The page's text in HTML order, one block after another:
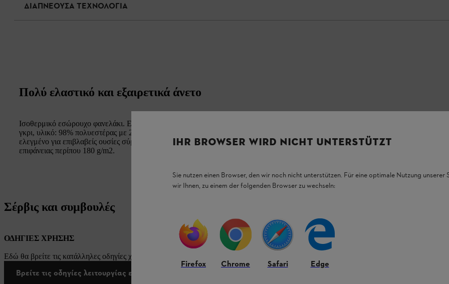
ΔΙΑΠΝΕΟΥΣΑ ΤΕΧΝΟΛΟΓΙΑ
Πολύ ελαστικό και εξαιρετικά άνετο
Ισοθερμικό εσώρουχο φανελάκι. Εξαιρετικά ελαστικό. Χρώμα:
γκρι, υλικό: 98% πολυεστέρας με 2% Lycra.Trevira 350 Perform, Single-Jersey, πλύσιμο στους 60°C,
ελεγμένο για επιβλαβείς ουσίες σύμφωνα με το πρότυπο Φko-Tex Standard 100. Βάρος ανά μονάδα
επιφάνειας περίπου 180 g/m2.
Σέρβις και συμβουλές
ΟΔΗΓΙΕΣ ΧΡΗΣΗΣ
Εδώ θα βρείτε τις κατάλληλες οδηγίες χρήσης για τα προϊόντα μας STIHL.
Βρείτε τις οδηγίες λειτουργίας εδώ
IHR BROWSER WIRD NICHT UNTERSTÜTZT
Sie nutzen einen Browser, den wir noch nicht unterstützen. Für eine optimale Nutzung unserer
wir Ihnen, zu einem der folgenden Browser zu wechseln:
Firefox Chrome Safari Edge